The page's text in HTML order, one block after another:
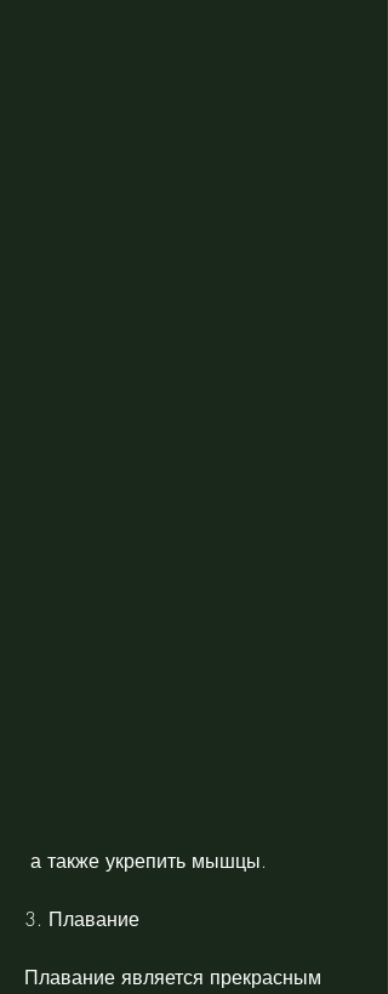
а также укрепить мышцы.
3. Плавание
Плавание является прекрасным